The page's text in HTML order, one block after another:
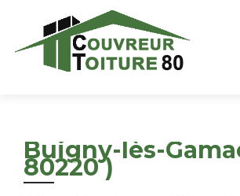
Buigny-lès-
80220 )